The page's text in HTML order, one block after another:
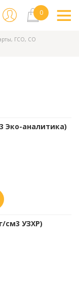
ГСО, СО
Эко-аналитика)
см3 УЗХР)